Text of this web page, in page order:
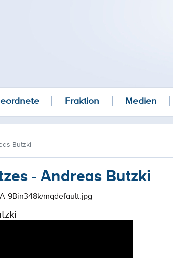
Fraktion Medien
Butzki
- Andreas Butzki
9Bin348k/mqdefault.jpg